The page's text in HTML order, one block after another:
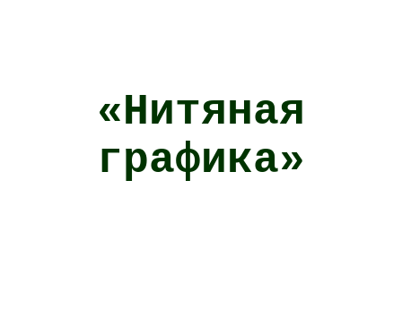
«Нитяная
графика»